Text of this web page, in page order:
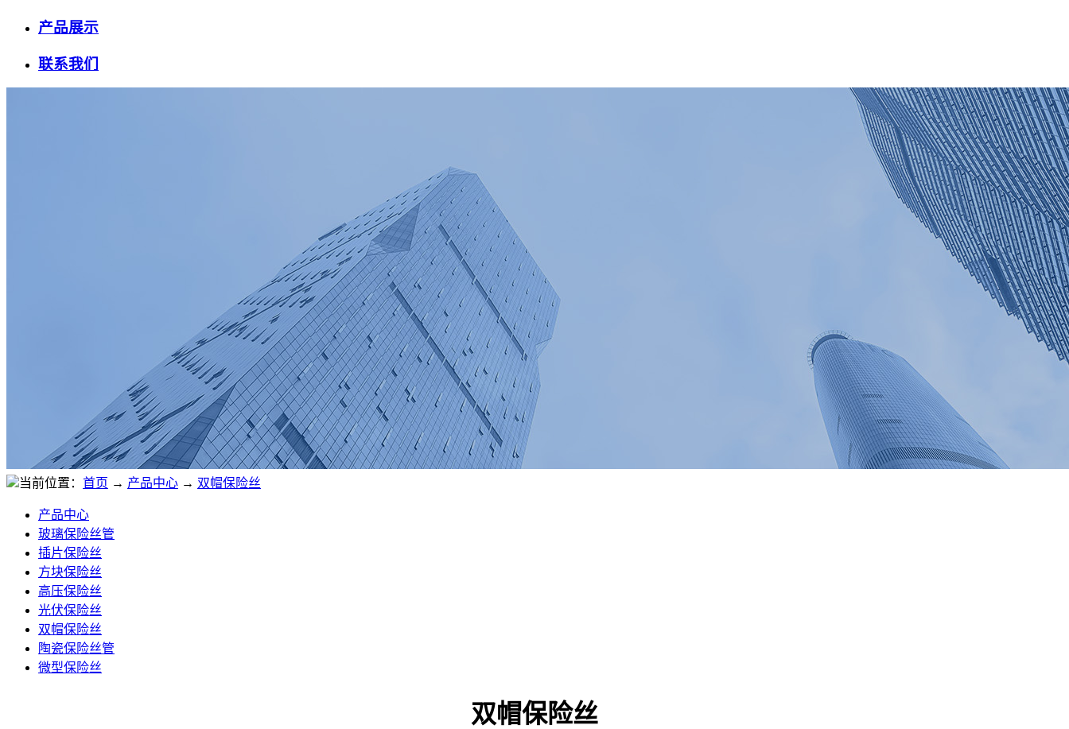
产品展示
联系我们
当前位置： 首页 → 产品中心 → 双帽保险丝
产品中心
玻璃保险丝管
插片保险丝
方块保险丝
高压保险丝
光伏保险丝
双帽保险丝
陶瓷保险丝管
微型保险丝
双帽保险丝